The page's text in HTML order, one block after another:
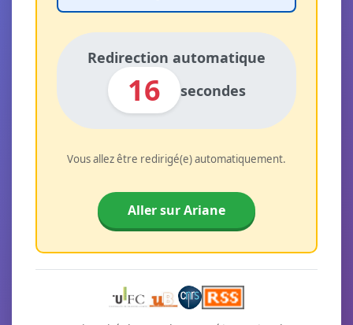
Redirection automatique
16 secondes
Vous allez être redirigé(e) automatiquement.
Aller sur Ariane